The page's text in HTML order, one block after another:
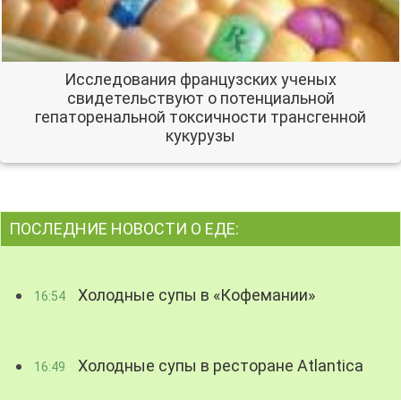
Исследования французских ученых
свидетельствуют о потенциальной
гепаторенальной токсичности трансгенной
кукурузы
ПОСЛЕДНИЕ НОВОСТИ О ЕДЕ:
16:54 Холодные супы в «Кофемании»
16:49 Холодные супы в ресторане Atlantica